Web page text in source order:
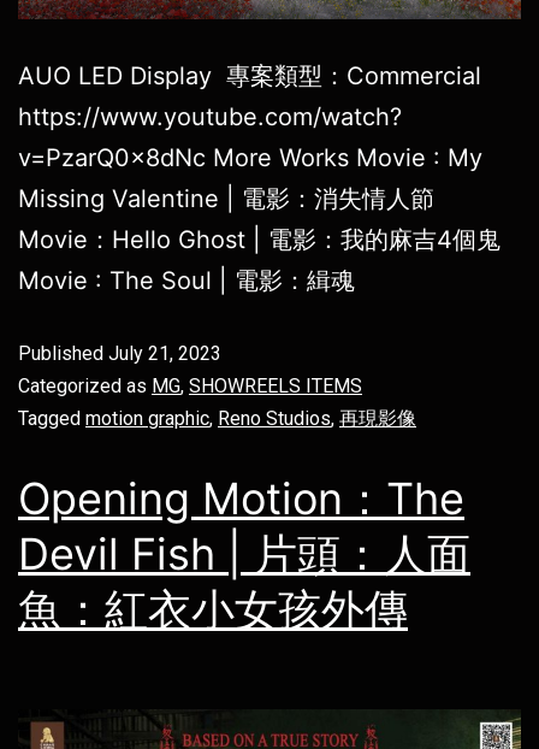
AUO LED Display 專案類型：Commercial
https://www.youtube.com/watch?
v=PzarQ0x8dNc More Works Movie : My
Missing Valentine | 電影：消失情人節
Movie：Hello Ghost | 電影：我的麻吉4個鬼
Movie : The Soul | 電影：緝魂
Published July 21, 2023
Categorized as MG, SHOWREELS ITEMS
Tagged motion graphic, Reno Studios, 再現影像
Opening Motion：The
Devil Fish | 片頭：人面
魚：紅衣小女孩外傳